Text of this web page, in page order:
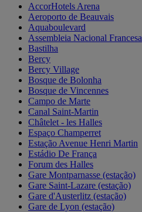
AccorHotels Arena
Aeroporto de Beauvais
Aquaboulevard
Assembleia Nacional Francesa
Bastilha
Bercy
Bercy Village
Bosque de Bolonha
Bosque de Vincennes
Campo de Marte
Canal Saint-Martin
Châtelet - les Halles
Espaço Champerret
Estação Avenue Henri Martin
Estádio De França
Forum des Halles
Gare Montparnasse (estação)
Gare Saint-Lazare (estação)
Gare d'Austerlitz (estação)
Gare de Lyon (estação)